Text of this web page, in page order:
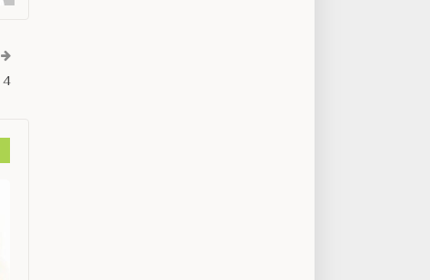
4 أطعمة مفيدة لصحة وتنقية الكبد